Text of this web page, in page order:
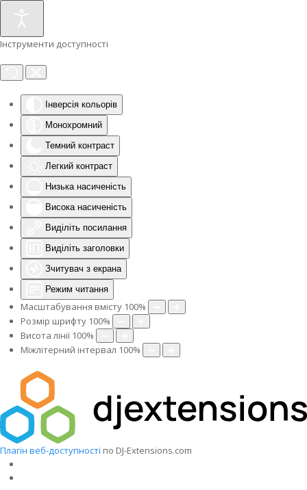
Інструменти доступності
Інверсія кольорів
Монохромний
Темний контраст
Легкий контраст
Низька насиченість
Висока насиченість
Виділіть посилання
Виділіть заголовки
Зчитувач з екрана
Режим читання
Масштабування вмісту 100%
Розмір шрифту 100%
Висота лінії 100%
Міжлітерний інтервал 100%
Плагін веб-доступності по DJ-Extensions.com